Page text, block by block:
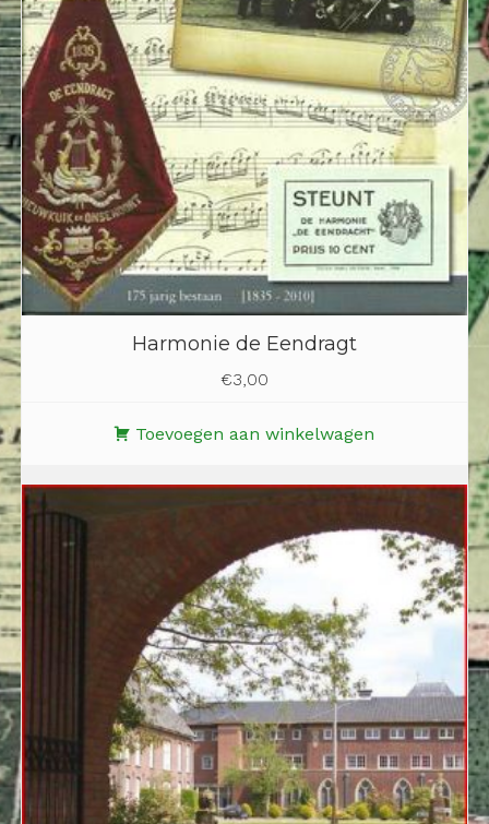
Harmonie de Eendragt
€3,00
Toevoegen aan winkelwagen